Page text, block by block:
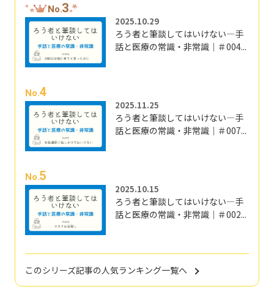
No.3
2025.10.29
ろう者と筆談してはいけない―手
話と医療の常識・非常識｜＃004...
No.4
2025.11.25
ろう者と筆談してはいけない―手
話と医療の常識・非常識｜＃007...
No.5
2025.10.15
ろう者と筆談してはいけない―手
話と医療の常識・非常識｜＃002...
このシリーズ記事の人気ランキング一覧へ